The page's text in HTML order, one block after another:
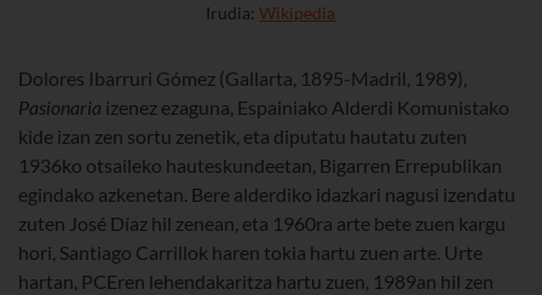
Irudia:Wikipedia
Dolores Ibarruri Gómez (Gallarta, 1895-Madril, 1989),
Pasionaria izenez ezaguna, Espainiako Alderdi Komunistako
kide izan zen sortu zenetik, eta diputatu hautatu zuten
1936ko otsaileko hauteskundeetan, Bigarren Errepublikan
egindako azkenetan. Bere alderdiko idazkari nagusi izendatu
zuten José Díaz hil zenean, eta 1960ra arte bete zuen kargu
hori, Santiago Carrillok haren tokia hartu zuen arte. Urte
hartan, PCEren lehendakaritza hartu zuen, 1989an hil zen